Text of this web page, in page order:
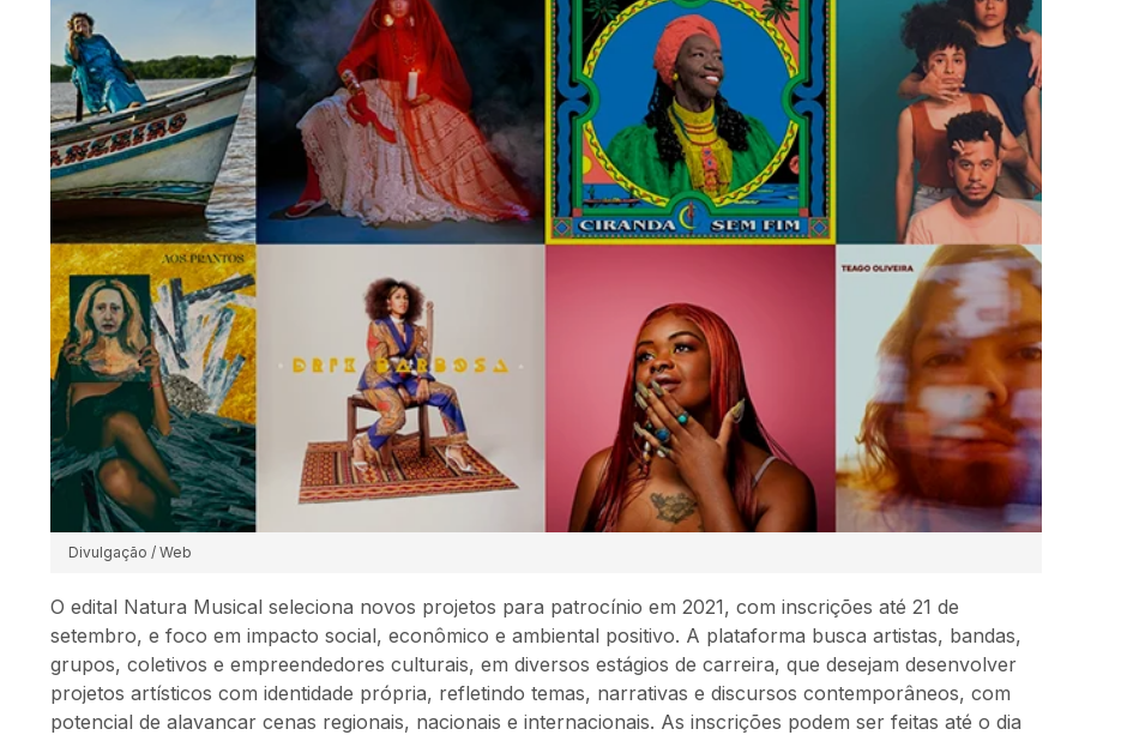
Divulgação / Web
O edital Natura Musical seleciona novos projetos para patrocínio em 2021, com inscrições até 21 de
setembro, e foco em impacto social, econômico e ambiental positivo. A plataforma busca artistas, bandas,
grupos, coletivos e empreendedores culturais, em diversos estágios de carreira, que desejam desenvolver
projetos artísticos com identidade própria, refletindo temas, narrativas e discursos contemporâneos, com
potencial de alavancar cenas regionais, nacionais e internacionais. As inscrições podem ser feitas até o dia